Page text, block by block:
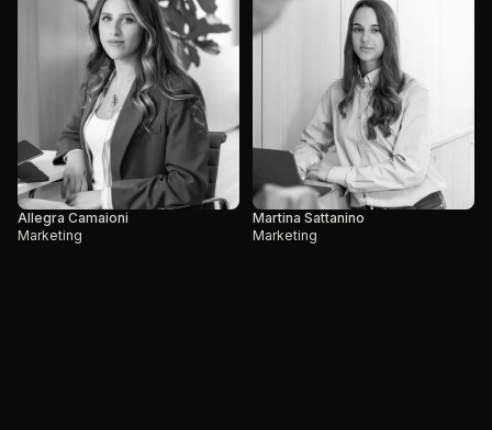
Allegra Camaioni
Marketing
Martina Sattanino
Marketing